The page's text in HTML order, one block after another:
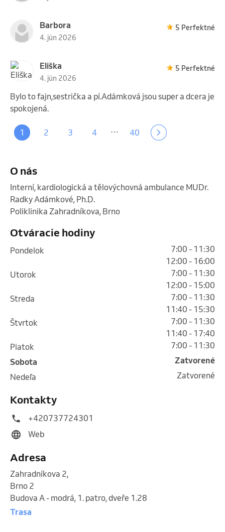
Barbora
4. jún 2026
5 Perfektné
Eliška
4. jún 2026
5 Perfektné
Bylo to fajn,sestrička a pí.Adámková jsou super a dcera je
spokojená.
1 2 3 4 … 40
O nás
Interní, kardiologická a tělovýchovná ambulance MUDr.
Radky Adámkové, Ph.D.
Poliklinika Zahradníkova, Brno
Otváracie hodiny
pondelok
7:00 - 11:30
12:00 - 16:00
utorok
7:00 - 11:30
12:00 - 15:00
streda
7:00 - 11:30
11:40 - 15:30
štvrtok
7:00 - 11:30
11:40 - 17:40
piatok
7:00 - 11:30
sobota
Zatvorené
nedeľa
Zatvorené
Kontakty
+420737724301
Web
Adresa
Zahradníkova 2,
Brno 2
Budova A - modrá, 1. patro, dveře 1.28
Trasa